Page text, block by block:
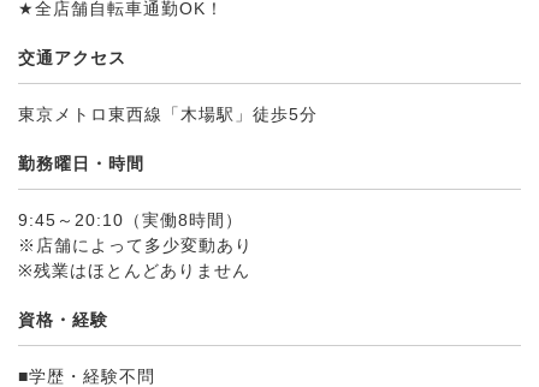
★全店舗自転車通勤OK！
交通アクセス
東京メトロ東西線「木場駅」徒歩5分
勤務曜日・時間
9:45～20:10（実働8時間）
※店舗によって多少変動あり
※残業はほとんどありません
資格・経験
■学歴・経験不問